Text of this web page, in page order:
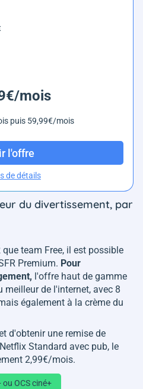
mois
puis 59,99€/mois
l'offre
de détails
du divertissement, par
team Free, il est possible
Premium. Pour
l'offre haut de gamme
meilleur de l'internet, avec 8
également à la crème du
d'obtenir une remise de
Standard avec pub, le
2,99€/mois.
OCS ciné+